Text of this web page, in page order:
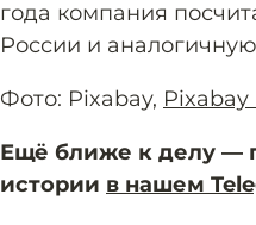
года компания
России и
Фото: Pixabay, Pixabay
Ещё ближе к делу —
истории в нашем